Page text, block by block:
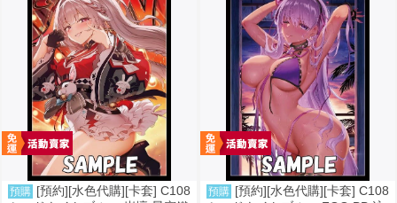
預購 [預約][水色代購][卡套] C108
預購 [預約][水色代購][卡套] C108